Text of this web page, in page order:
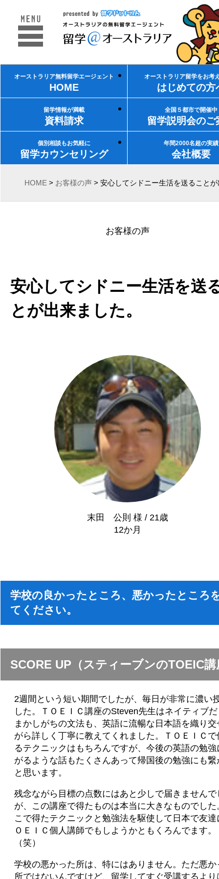
オーストラリア無料留学エージェント
HOME
オーストラリア留学をお考
はじめての方
留学情報が満載
資料請求
全国５都市で開催中
留学説明会のご
個別相談もお気軽に
留学カウンセリング
年間2000名超の実績
会社概要
HOME > お客様の声 > 安心してシドニー生活を送ること
お客様の声
安心してシドニー生活を送
とが出来ました。
末田 公則 様 / 21歳
12か月
学校の良かったところ、悪かったところ
てください。
SCORE UP（スティーブンのTOEIC講
2週間という短い期間でしたが、毎日が非常に濃い
した。ＴＯＥＩＣ講座のSteven先生はネイティブ
まかしがちの文法も、英語に流暢な日本語を織り交
がら詳しく丁寧に教えてくれました。ＴＯＥＩＣで
るテクニックはもちろんですが、今後の英語の勉強
がるような話もたくさんあって帰国後の勉強にも繋
と思います。
残念ながら目標の点数にはあと少しで届きませんで
が、この講座で得たものは本当に大きなものでした
こで得たテクニックと勉強法を駆使して日本で友達
ＯＥＩＣ個人講師でもしようかともくろんでます。
（笑）
学校の悪かった所は、特にはありません。ただ悪か
所ではないんですけど、留学してすぐ受講するより